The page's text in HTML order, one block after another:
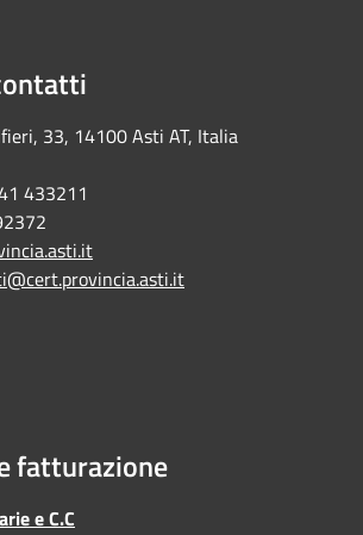
33, 14100 Asti AT, Italia
433211
fatturazione
e C.C